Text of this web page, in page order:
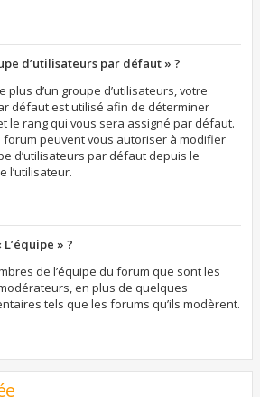
d’utilisateurs par défaut » ?
plus d’un groupe d’utilisateurs, votre
défaut est utilisé afin de déterminer
le rang qui vous sera assigné par défaut.
peuvent vous autoriser à modifier
d’utilisateurs par défaut depuis le
l’utilisateur.
» ?
de l’équipe du forum que sont les
en plus de quelques
tels que les forums qu’ils modèrent.